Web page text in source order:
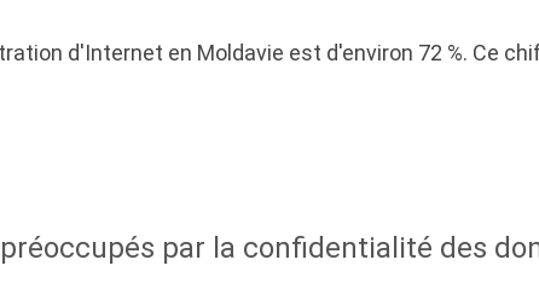
d'Internet en Moldavie est d'environ 72 %. Ce
par la confidentialité des